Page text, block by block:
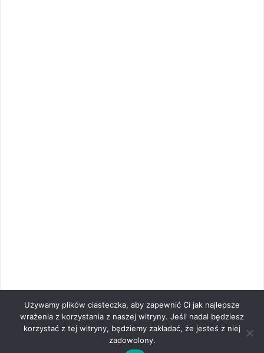
Używamy plików ciasteczka, aby zapewnić Ci jak najlepsze
wrażenia z korzystania z naszej witryny. Jeśli nadal będziesz
korzystać z tej witryny, będziemy zakładać, że jesteś z niej
zadowolony.